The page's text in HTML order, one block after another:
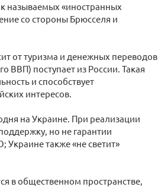
называемых «иностранных
со стороны Брюсселя и
от туризма и денежных переводов
ВВП) поступает из России. Такая
и способствует
интересов.
на Украине. При реализации
но не гарантии
Украине также «не светит»
в общественном пространстве,